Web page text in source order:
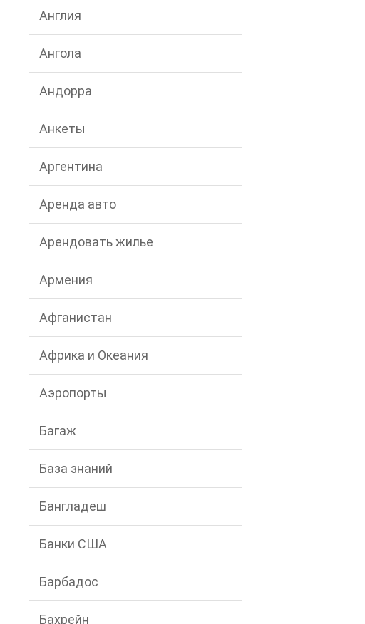
Англия
Ангола
Андорра
Анкеты
Аргентина
Аренда авто
Арендовать жилье
Армения
Афганистан
Африка и Океания
Аэропорты
Багаж
База знаний
Бангладеш
Банки США
Барбадос
Бахрейн